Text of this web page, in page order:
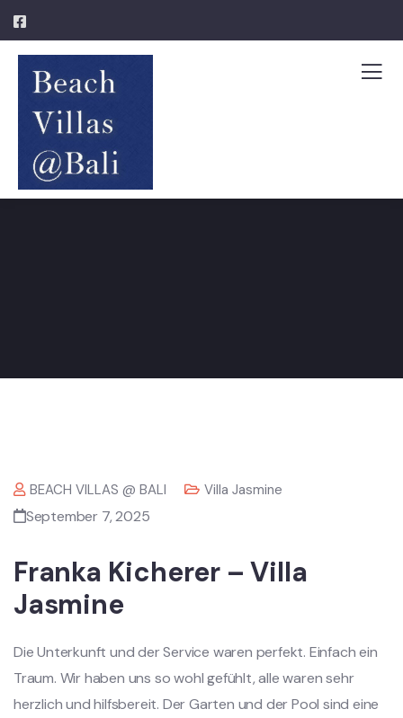
BEACH VILLAS @ BALI Villa Jasmine
September 7, 2025
Franka Kicherer – Villa
Jasmine
Die Unterkunft und der Service waren perfekt. Einfach ein
Traum. Wir haben uns so wohl gefühlt, alle waren sehr
herzlich und hilfsbereit. Der Garten und der Pool sind eine